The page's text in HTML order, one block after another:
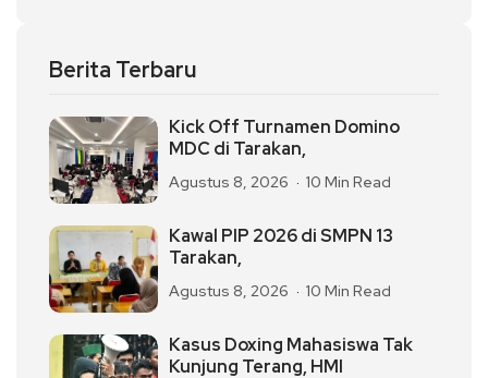
Berita Terbaru
Kick Off Turnamen Domino
MDC di Tarakan,
Agustus 8, 2026 10 Min Read
Kawal PIP 2026 di SMPN 13
Tarakan,
Agustus 8, 2026 10 Min Read
Kasus Doxing Mahasiswa Tak
Kunjung Terang, HMI